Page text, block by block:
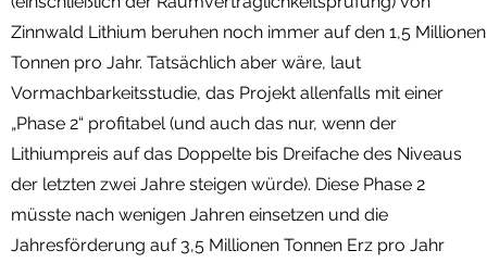
Zinnwald Lithium beruhen noch immer auf den 1,5 Millionen
Tonnen pro Jahr. Tatsächlich aber wäre, laut
Vormachbarkeitsstudie, das Projekt allenfalls mit einer
„Phase 2“ profitabel (und auch das nur, wenn der
Lithiumpreis auf das Doppelte bis Dreifache des Niveaus
der letzten zwei Jahre steigen würde). Diese Phase 2
müsste nach wenigen Jahren einsetzen und die
Jahresförderung auf 3,5 Millionen Tonnen Erz pro Jahr